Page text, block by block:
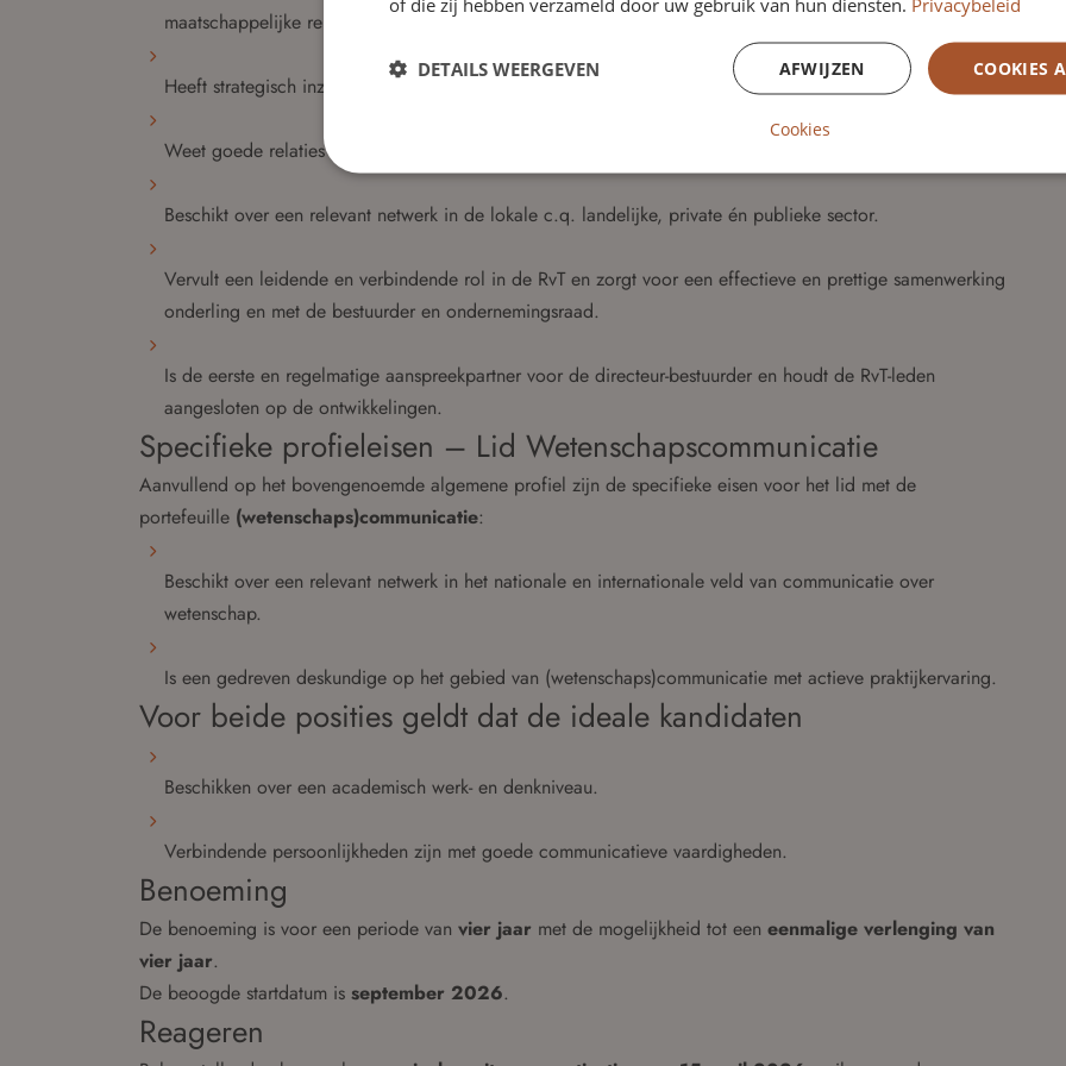
maatschappelijke relevantie.
Heeft strategisch inzicht in de dynamiek van een organisatie in transitie.
Weet goede relaties te onderhouden met diverse stakeholders.
Beschikt over een relevant netwerk in de lokale c.q. landelijke, private én publieke sector.
Vervult een leidende en verbindende rol in de RvT en zorgt voor een effectieve en prettige samenwerking
onderling en met de bestuurder en ondernemingsraad.
Is de eerste en regelmatige aanspreekpartner voor de directeur-bestuurder en houdt de RvT-leden
aangesloten op de ontwikkelingen.
Specifieke profieleisen – Lid Wetenschapscommunicatie
Aanvullend op het bovengenoemde algemene profiel zijn de specifieke eisen voor het lid met de
portefeuille (wetenschaps)communicatie:
Beschikt over een relevant netwerk in het nationale en internationale veld van communicatie over
wetenschap.
Is een gedreven deskundige op het gebied van (wetenschaps)communicatie met actieve praktijkervaring.
Voor beide posities geldt dat de ideale kandidaten
Beschikken over een academisch werk- en denkniveau.
Verbindende persoonlijkheden zijn met goede communicatieve vaardigheden.
Benoeming
De benoeming is voor een periode van vier jaar met de mogelijkheid tot een eenmalige verlenging van
vier jaar.
De beoogde startdatum is september 2026.
Reageren
COOKIES
AFWIJZEN
DETAILS WEERGEVEN
Cookies